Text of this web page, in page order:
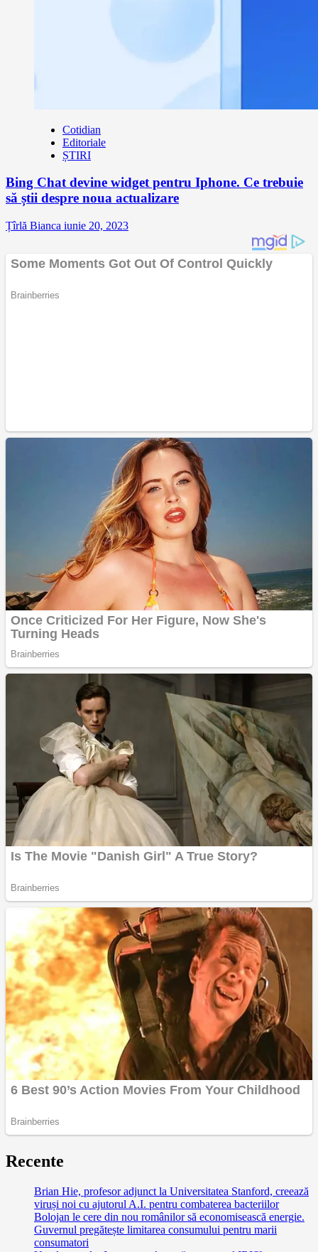
Cotidian
Editoriale
ȘTIRI
Bing Chat devine widget pentru Iphone. Ce trebuie
să știi despre noua actualizare
Țîrlă Bianca iunie 20, 2023
Recente
Brian Hie, profesor adjunct la Universitatea Stanford, creează
viruși noi cu ajutorul A.I. pentru combaterea bacteriilor
Bolojan le cere din nou românilor să economisească energie.
Guvernul pregătește limitarea consumului pentru marii
consumatori